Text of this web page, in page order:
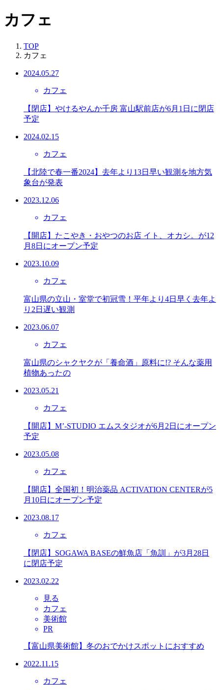
カフェ
TOP
カフェ
2024.05.27
カフェ
【閉店】やけるやんか千房 富山駅前店が6月1日に閉店
予定
2024.02.15
カフェ
【北陸で春一番2024】去年より13日早い観測を地方気
象台が発表
2023.12.06
カフェ
【開店】たこやき・おやつのお店 イト、オカシ。が12
月8日にオープン予定
2023.10.09
カフェ
富山県の立山・室堂で初冠雪！平年より4日早く去年よ
り2日遅い観測
2023.06.07
カフェ
富山県のシャクヤクが「養命酒」原料に!? そんな薬用
植物あったの
2023.05.21
カフェ
【開店】M’-STUDIO エムスタジオが6月2日にオープン
予定
2023.05.08
カフェ
【開店】全国初！明治薬品 ACTIVATION CENTERが5
月10日にオープン予定
2023.08.17
カフェ
【閉店】SOGAWA BASEの鮮魚店「魚訓」が3月28日
に閉店予定
2023.02.22
見る
カフェ
美術館
PR
【富山県美術館】冬のおでかけスポットにおすすめ
2022.11.15
カフェ